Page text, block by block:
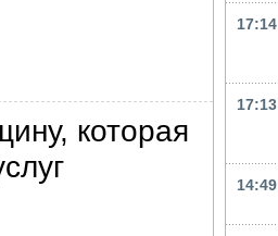
которая
17:14
17:13
14:49